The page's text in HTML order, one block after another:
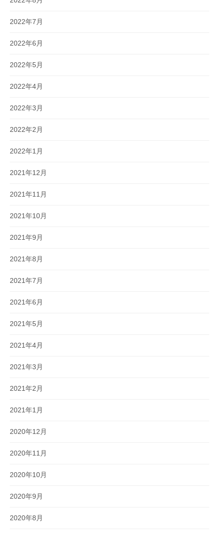
2022年7月
2022年6月
2022年5月
2022年4月
2022年3月
2022年2月
2022年1月
2021年12月
2021年11月
2021年10月
2021年9月
2021年8月
2021年7月
2021年6月
2021年5月
2021年4月
2021年3月
2021年2月
2021年1月
2020年12月
2020年11月
2020年10月
2020年9月
2020年8月